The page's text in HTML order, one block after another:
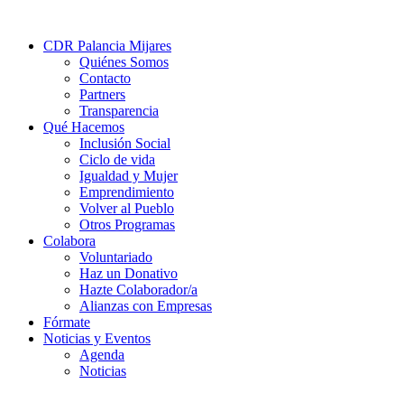
CDR Palancia Mijares
Quiénes Somos
Contacto
Partners
Transparencia
Qué Hacemos
Inclusión Social
Ciclo de vida
Igualdad y Mujer
Emprendimiento
Volver al Pueblo
Otros Programas
Colabora
Voluntariado
Haz un Donativo
Hazte Colaborador/a
Alianzas con Empresas
Fórmate
Noticias y Eventos
Agenda
Noticias